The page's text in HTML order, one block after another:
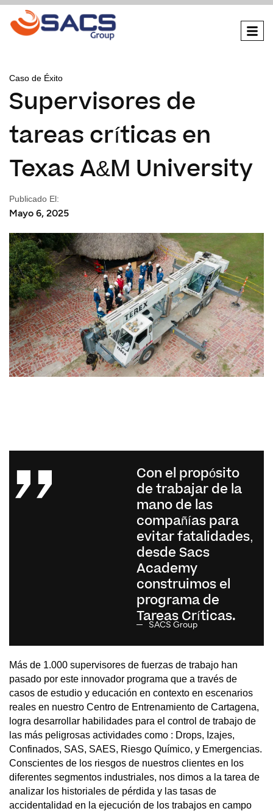
Caso de Éxito
Supervisores de
tareas críticas en
Texas A&M University
Publicado El:
Mayo 6, 2025
Con el propósito
de trabajar de la
mano de las
compañías para
evitar fatalidades,
desde Sacs
Academy
construimos el
programa de
Tareas Críticas.
SACS Group
Más de 1.000 supervisores de fuerzas de trabajo han
pasado por este innovador programa que a través de
casos de estudio y educación en contexto en escenarios
reales en nuestro Centro de Entrenamiento de Cartagena,
logra desarrollar habilidades para el control de trabajo de
las más peligrosas actividades como : Drops, Izajes,
Confinados, SAS, SAES, Riesgo Químico, y Emergencias.
Conscientes de los riesgos de nuestros clientes en los
diferentes segmentos industriales, nos dimos a la tarea de
analizar los historiales de pérdida y las tasas de
accidentalidad en la ejecución de los trabajos en campo